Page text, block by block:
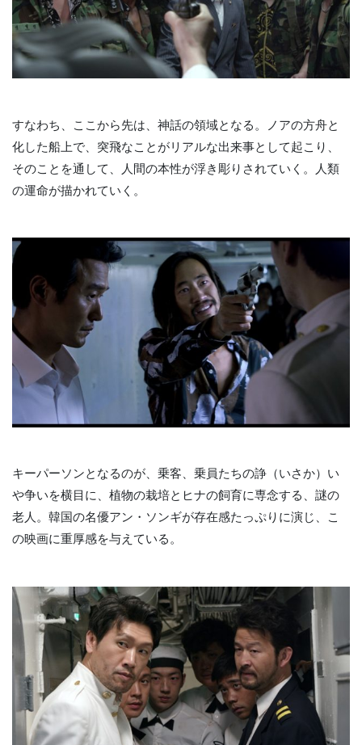
すなわち、ここから先は、神話の領域となる。ノアの方舟と
化した船上で、突飛なことがリアルな出来事として起こり、
そのことを通して、人間の本性が浮き彫りされていく。人類
の運命が描かれていく。
キーパーソンとなるのが、乗客、乗員たちの諍（いさか）い
や争いを横目に、植物の栽培とヒナの飼育に専念する、謎の
老人。韓国の名優アン・ソンギが存在感たっぷりに演じ、こ
の映画に重厚感を与えている。